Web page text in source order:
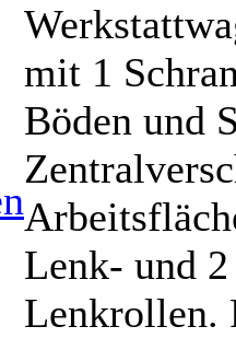
mit 1
Böden und
Lenk- und
Lenkrollen.